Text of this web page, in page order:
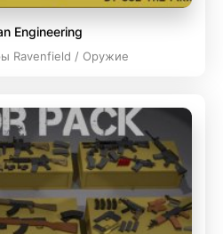
Engineering
Ravenfield / Оружие